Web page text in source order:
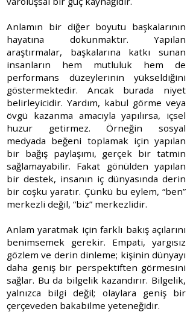
Anlamın bir diğer boyutu başkalarının
hayatına dokunmaktır. Yapılan
araştırmalar, başkalarına katkı sunan
insanların hem mutluluk hem de
performans düzeylerinin yükseldiğini
göstermektedir. Ancak burada niyet
belirleyicidir. Yardım, kabul görme veya
övgü kazanma amacıyla yapılırsa, içsel
huzur getirmez. Örneğin sosyal
medyada beğeni toplamak için yapılan
bir bağış paylaşımı, gerçek bir tatmin
sağlamayabilir. Fakat gönülden yapılan
bir destek, insanın iç dünyasında derin
bir coşku yaratır. Çünkü bu eylem, “ben”
merkezli değil, “biz” merkezlidir.
Anlam yaratmak için farklı bakış açılarını
benimsemek gerekir. Empati, yargısız
gözlem ve derin dinleme; kişinin dünyayı
daha geniş bir perspektiften görmesini
sağlar. Bu da bilgelik kazandırır. Bilgelik,
yalnızca bilgi değil; olaylara geniş bir
çerçeveden bakabilme yeteneğidir.